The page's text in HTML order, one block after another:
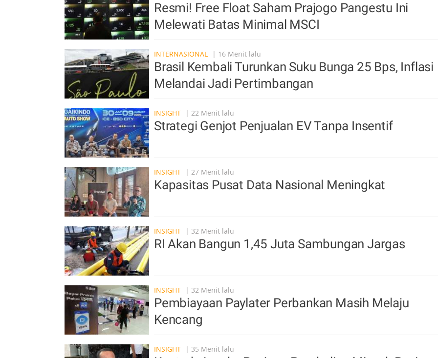
Resmi! Free Float Saham Prajogo Pangestu Ini
Melewati Batas Minimal MSCI
INTERNASIONAL | 16 Menit lalu
Brasil Kembali Turunkan Suku Bunga 25 Bps, Inflasi
Melandai Jadi Pertimbangan
INSIGHT | 22 Menit lalu
Strategi Genjot Penjualan EV Tanpa Insentif
INSIGHT | 27 Menit lalu
Kapasitas Pusat Data Nasional Meningkat
INSIGHT | 32 Menit lalu
RI Akan Bangun 1,45 Juta Sambungan Jargas
INSIGHT | 32 Menit lalu
Pembiayaan Paylater Perbankan Masih Melaju
Kencang
INSIGHT | 35 Menit lalu